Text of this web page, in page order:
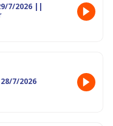
7/2026 ||
7/2026